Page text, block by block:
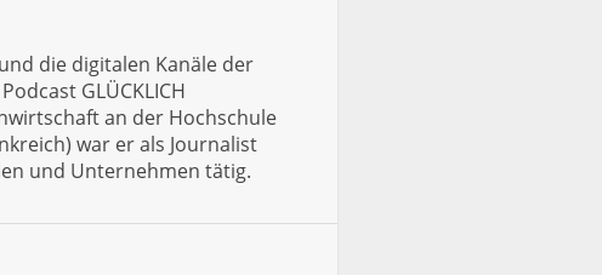
die digitalen Kanäle der
GLÜCKLICH
an der Hochschule
war er als Journalist
und Unternehmen tätig.